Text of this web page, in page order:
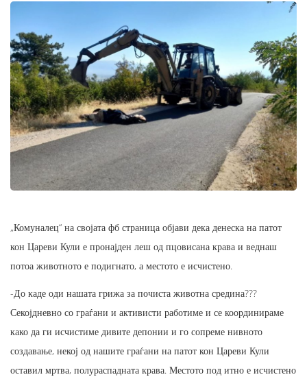
„Комуналец“ на својата фб страница објави дека денеска на патот
кон Цареви Кули е пронајден леш од пцовисана крава и веднаш
потоа животното е подигнато, а местото е исчистено.
-До каде оди нашата грижа за почиста животна средина???
Секојдневно со граѓани и активисти работиме и се координираме
како да ги исчистиме дивите депонии и го сопреме нивното
создавање, некој од нашите граѓани на патот кон Цареви Кули
оставил мртва, полураспадната крава. Местото под итно е исчистено